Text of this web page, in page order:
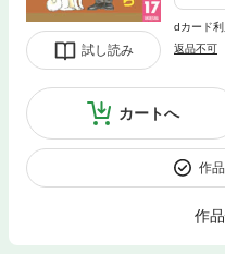
試し読み
dカード
返品不可
カートへ
作
作